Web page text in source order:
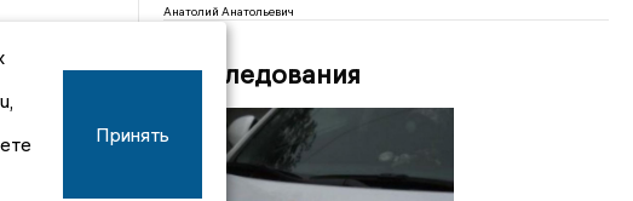
Анатолий Анатольевич
Расследования
Принять